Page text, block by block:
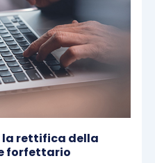
rettifica della
forfettario